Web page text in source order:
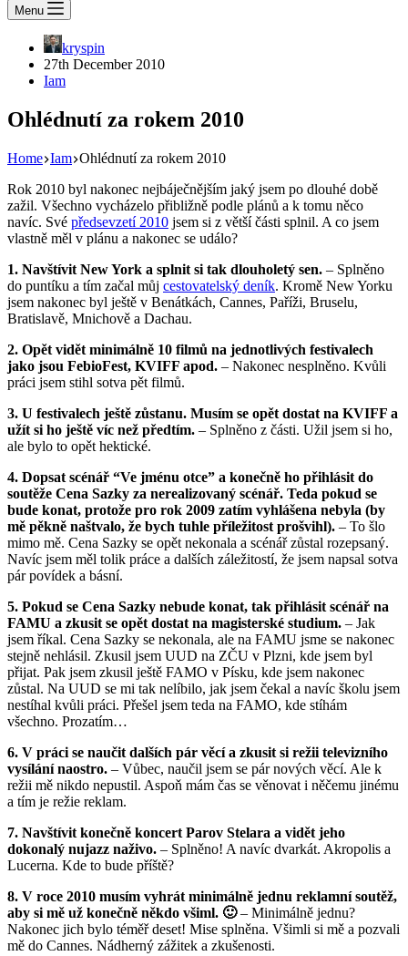
Menu
kryspin
27th December 2010
Iam
Ohlédnutí za rokem 2010
Home Iam Ohlédnutí za rokem 2010
Rok 2010 byl nakonec nejbáječnějším jaký jsem po dlouhé době
zažil. Všechno vycházelo přibližně podle plánů a k tomu něco
navíc. Své předsevzetí 2010 jsem si z větší části splnil. A co jsem
vlastně měl v plánu a nakonec se událo?
1. Navštívit New York a splnit si tak dlouholetý sen. – Splněno
do puntíku a tím začal můj cestovatelský deník. Kromě New Yorku
jsem nakonec byl ještě v Benátkách, Cannes, Paříži, Bruselu,
Bratislavě, Mnichově a Dachau.
2. Opět vidět minimálně 10 filmů na jednotlivých festivalech
jako jsou FebioFest, KVIFF apod. – Nakonec nesplněno. Kvůli
práci jsem stihl sotva pět filmů.
3. U festivalech ještě zůstanu. Musím se opět dostat na KVIFF a
užít si ho ještě víc než předtím. – Splněno z části. Užil jsem si ho,
ale bylo to opět hektické.
4. Dopsat scénář “Ve jménu otce” a konečně ho přihlásit do
soutěže Cena Sazky za nerealizovaný scénář. Teda pokud se
bude konat, protože pro rok 2009 zatím vyhlášena nebyla (by
mě pěkně naštvalo, že bych tuhle příležitost prošvihl). – To šlo
mimo mě. Cena Sazky se opět nekonala a scénář zůstal rozepsaný.
Navíc jsem měl tolik práce a dalších záležitostí, že jsem napsal sotva
pár povídek a básní.
5. Pokud se Cena Sazky nebude konat, tak přihlásit scénář na
FAMU a zkusit se opět dostat na magisterské studium. – Jak
jsem říkal. Cena Sazky se nekonala, ale na FAMU jsme se nakonec
stejně nehlásil. Zkusil jsem UUD na ZČU v Plzni, kde jsem byl
přijat. Pak jsem zkusil ještě FAMO v Písku, kde jsem nakonec
zůstal. Na UUD se mi tak nelíbilo, jak jsem čekal a navíc školu jsem
nestíhal kvůli práci. Přešel jsem teda na FAMO, kde stíhám
všechno. Prozatím…
6. V práci se naučit dalších pár věcí a zkusit si režii televizního
vysílání naostro. – Vůbec, naučil jsem se pár nových věcí. Ale k
režii mě nikdo nepustil. Aspoň mám čas se věnovat i něčemu jinému
a tím je režie reklam.
7. Navštívit konečně koncert Parov Stelara a vidět jeho
dokonalý nujazz naživo. – Splněno! A navíc dvarkát. Akropolis a
Lucerna. Kde to bude příště?
8. V roce 2010 musím vyhrát minimálně jednu reklamní soutěž,
aby si mě už konečně někdo všiml. 🙂– Minimálně jednu?
Nakonec jich bylo téměř deset! Mise splněna. Všimli si mě a pozvali
mě do Cannes. Nádherný zážitek a zkušenosti.